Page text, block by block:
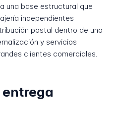
una base estructural que
independientes
postal dentro de una
y servicios
clientes comerciales.
entrega